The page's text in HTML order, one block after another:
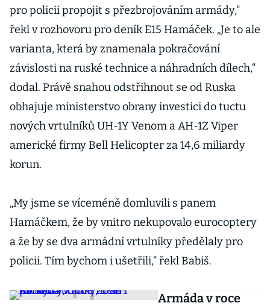
pro policii propojit s přezbrojováním armády,“
řekl v rozhovoru pro deník E15 Hamáček. „Je to ale
varianta, která by znamenala pokračování
závislosti na ruské technice a náhradních dílech,“
dodal. Právě snahou odstřihnout se od Ruska
obhajuje ministerstvo obrany investici do tuctu
nových vrtulníků UH-1Y Venom a AH-1Z Viper
americké firmy Bell Helicopter za 14,6 miliardy
korun.
„My jsme se víceméně domluvili s panem
Hamáčkem, že by vnitro nekupovalo eurocoptery
a že by se dva armádní vrtulníky předělaly pro
policii. Tím bychom i ušetřili,“ řekl Babiš.
Armáda v roce